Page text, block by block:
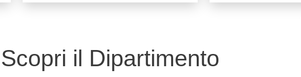
Scopri il Dipartimento